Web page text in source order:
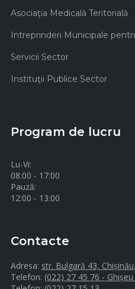
Asociaţia Medicală Teritorială
Intreprinderi Municipale
Servicii Sector
Instituţii Publice Sector
Program de lucru
Lu-Vi:
08:00 - 17:00
Pauză:
12:00 - 13:00
Contacte
Adresa: str. Bulgară 43,
Telefon: (022) 27 45 76 -